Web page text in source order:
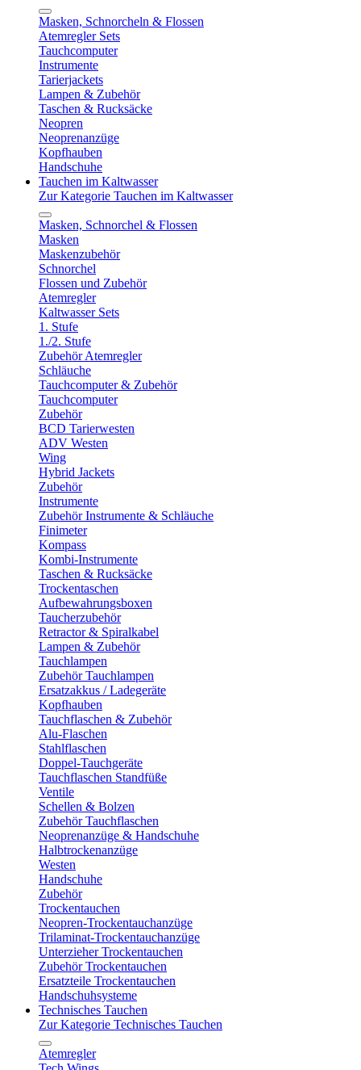
Masken, Schnorcheln & Flossen
Atemregler Sets
Tauchcomputer
Instrumente
Tarierjackets
Lampen & Zubehör
Taschen & Rucksäcke
Neopren
Neoprenanzüge
Kopfhauben
Handschuhe
Tauchen im Kaltwasser
Zur Kategorie Tauchen im Kaltwasser
Masken, Schnorchel & Flossen
Masken
Maskenzubehör
Schnorchel
Flossen und Zubehör
Atemregler
Kaltwasser Sets
1. Stufe
1./2. Stufe
Zubehör Atemregler
Schläuche
Tauchcomputer & Zubehör
Tauchcomputer
Zubehör
BCD Tarierwesten
ADV Westen
Wing
Hybrid Jackets
Zubehör
Instrumente
Zubehör Instrumente & Schläuche
Finimeter
Kompass
Kombi-Instrumente
Taschen & Rucksäcke
Trockentaschen
Aufbewahrungsboxen
Taucherzubehör
Retractor & Spiralkabel
Lampen & Zubehör
Tauchlampen
Zubehör Tauchlampen
Ersatzakkus / Ladegeräte
Kopfhauben
Tauchflaschen & Zubehör
Alu-Flaschen
Stahlflaschen
Doppel-Tauchgeräte
Tauchflaschen Standfüße
Ventile
Schellen & Bolzen
Zubehör Tauchflaschen
Neoprenanzüge & Handschuhe
Halbtrockenanzüge
Westen
Handschuhe
Zubehör
Trockentauchen
Neopren-Trockentauchanzüge
Trilaminat-Trockentauchanzüge
Unterzieher Trockentauchen
Zubehör Trockentauchen
Ersatzteile Trockentauchen
Handschuhsysteme
Technisches Tauchen
Zur Kategorie Technisches Tauchen
Atemregler